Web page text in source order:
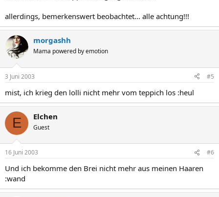
allerdings, bemerkenswert beobachtet... alle achtung!!!
morgashh
Mama powered by emotion
3 Juni 2003 #5
mist, ich krieg den lolli nicht mehr vom teppich los :heul
E Elchen
Guest
16 Juni 2003 #6
Und ich bekomme den Brei nicht mehr aus meinen Haaren
:wand